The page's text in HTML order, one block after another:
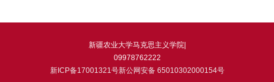
新疆农业大学马克思主义学院|
09978762222
新ICP备17001321号新公网安备 65010302000154号